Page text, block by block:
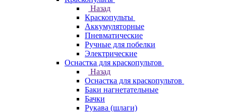
Назад
Краскопульты
Аккумуляторные
Пневматические
Ручные для побелки
Электрические
Оснастка для краскопультов
Назад
Оснастка для краскопультов
Баки нагнетательные
Бачки
Рукава (шлаги)